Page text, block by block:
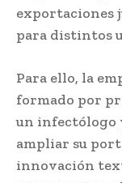
exportaciones
para distintos
Para ello, la
formado por
un infectólogo
ampliar su
innovación